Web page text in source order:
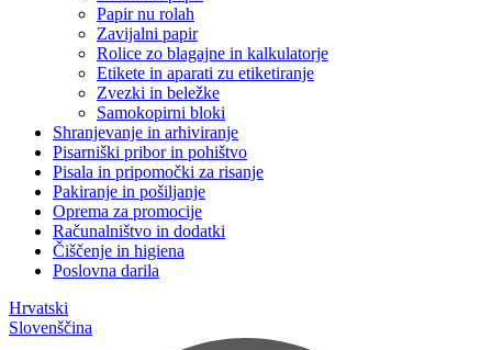
Papir nu rolah
Zavijalni papir
Rolice zo blagajne in kalkulatorje
Etikete in aparati zu etiketiranje
Zvezki in beležke
Samokopirni bloki
Shranjevanje in arhiviranje
Pisarniški pribor in pohištvo
Pisala in pripomočki za risanje
Pakiranje in pošiljanje
Oprema za promocije
Računalništvo in dodatki
Čiščenje in higiena
Poslovna darila
Hrvatski
Slovenščina